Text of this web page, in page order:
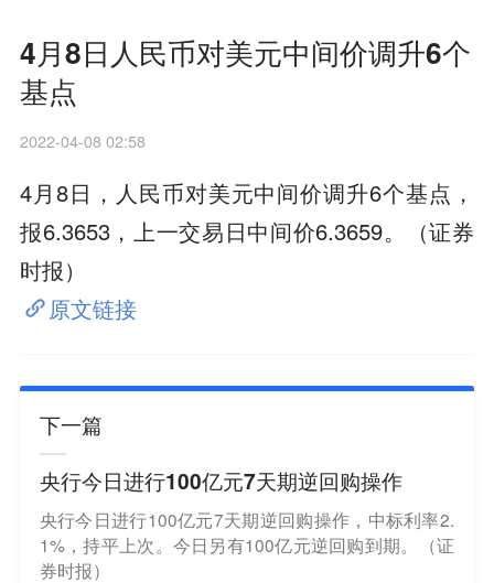
4月8日人民币对美元中间价调升6个
基点
2022-04-08 02:58
4月8日，人民币对美元中间价调升6个基点，
报6.3653，上一交易日中间价6.3659。（证券
时报）
原文链接
下一篇
央行今日进行100亿元7天期逆回购操作
央行今日进行100亿元7天期逆回购操作，中标利率2.
1%，持平上次。今日另有100亿元逆回购到期。（证
券时报）